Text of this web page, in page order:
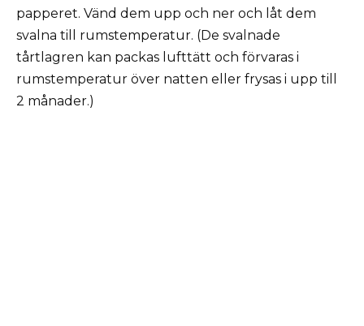
papperet. Vänd dem upp och ner och låt dem
svalna till rumstemperatur. (De svalnade
tårtlagren kan packas lufttätt och förvaras i
rumstemperatur över natten eller frysas i upp till
2 månader.)